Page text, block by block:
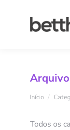
Você está
Início
Todos os